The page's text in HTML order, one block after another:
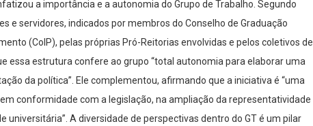
a importância e a autonomia do Grupo de Trabalho. Segundo
e servidores, indicados por membros do Conselho de Graduação
(CoIP), pelas próprias Pró-Reitorias envolvidas e pelos coletivos de
essa estrutura confere ao grupo “total autonomia para elaborar uma
da política”. Ele complementou, afirmando que a iniciativa é “uma
conformidade com a legislação, na ampliação da representatividade
universitária”. A diversidade de perspectivas dentro do GT é um pilar